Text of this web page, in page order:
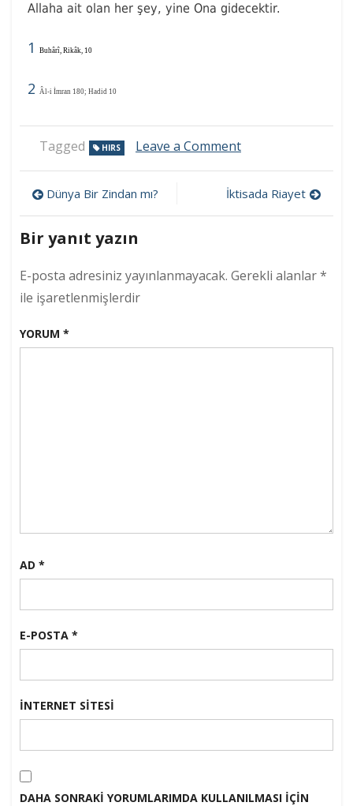
Allaha ait olan her şey, yine Ona gidecektir.
1 Buhârî, Rikâk, 10
2 Âl-i İmran 180; Hadid 10
Tagged HIRS Leave a Commenton
Yazı
gezinmesi
Dünya Bir Zindan mı? İktisada Riayet
Bir yanıt yazın
E-posta adresiniz yayınlanmayacak. Gerekli alanlar*
ile işaretlenmişlerdir
YORUM *
AD *
E-POSTA *
İNTERNET SITESI
DAHA SONRAKI YORUMLARIMDA KULLANILMASI IÇIN